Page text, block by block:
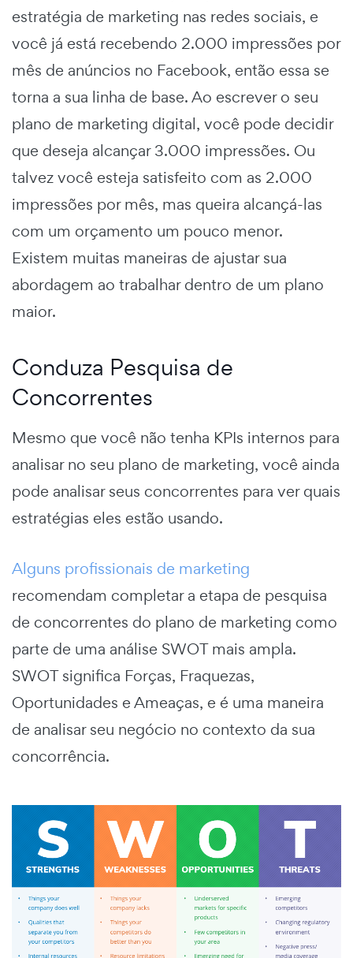
estratégia de marketing nas redes sociais, e
você já está recebendo 2.000 impressões por
mês de anúncios no Facebook, então essa se
torna a sua linha de base. Ao escrever o seu
plano de marketing digital, você pode decidir
que deseja alcançar 3.000 impressões. Ou
talvez você esteja satisfeito com as 2.000
impressões por mês, mas queira alcançá-las
com um orçamento um pouco menor.
Existem muitas maneiras de ajustar sua
abordagem ao trabalhar dentro de um plano
maior.
Conduza Pesquisa de
Concorrentes
Mesmo que você não tenha KPIs internos para
analisar no seu plano de marketing, você ainda
pode analisar seus concorrentes para ver quais
estratégias eles estão usando.
Alguns profissionais de marketing
recomendam completar a etapa de pesquisa
de concorrentes do plano de marketing como
parte de uma análise SWOT mais ampla.
SWOT significa Forças, Fraquezas,
Oportunidades e Ameaças, e é uma maneira
de analisar seu negócio no contexto da sua
concorrência.